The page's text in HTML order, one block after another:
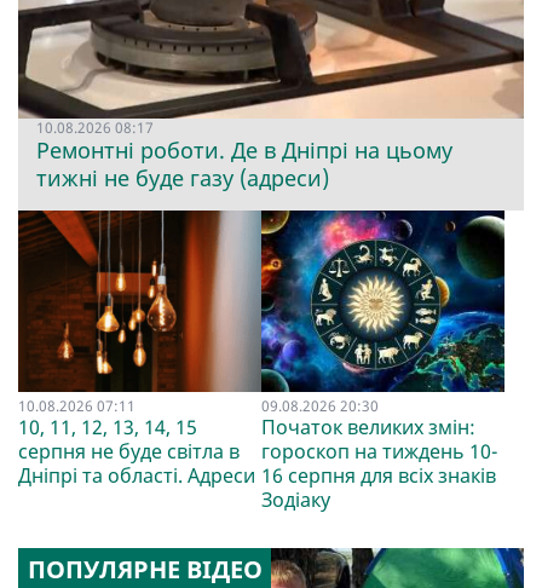
10.08.2026 08:17
Ремонтні роботи. Де в Дніпрі на цьому
тижні не буде газу (адреси)
10.08.2026 07:11
10, 11, 12, 13, 14, 15
серпня не буде світла в
Дніпрі та області. Адреси
09.08.2026 20:30
Початок великих змін:
гороскоп на тиждень 10-
16 серпня для всіх знаків
Зодіаку
ПОПУЛЯРНЕ ВІДЕО